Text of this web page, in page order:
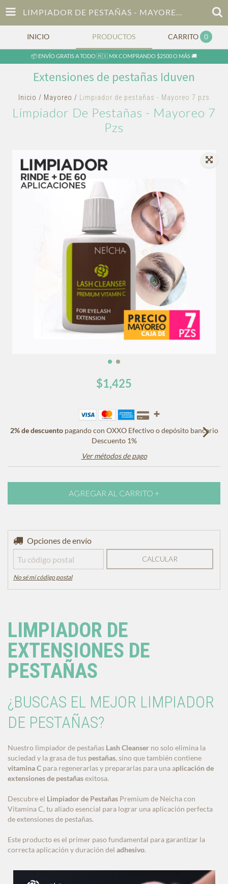
LIMPIADOR DE PESTAÑAS - MAYOREO 7 PZS
INICIO PRODUCTOS CARRITO 0
📦 ENVÍO GRATIS A TODO 🇲🇽 MX COMPRANDO $2500 O MÁS 🚚
Extensiones de pestañas Iduven
Inicio / Mayoreo / Limpiador de pestañas - Mayoreo 7 pzs
Limpiador De Pestañas - Mayoreo 7
Pzs
$1,425
2% de descuentopagando con OXXO Efectivo o depósito bancario
Descuento 1%
Ver métodos de pago
Entregas para el CP:
Opciones de envío
CALCULAR
No sé mi código postal
LIMPIADOR DE
EXTENSIONES DE
PESTAÑAS
¿BUSCAS EL MEJOR LIMPIADOR
DE PESTAÑAS?
Nuestro limpiador de pestañas Lash Cleanser no solo elimina la
suciedad y la grasa de tus pestañas, sino que también contiene
vitamina C para regenerarlas y prepararlas para una aplicación de
extensiones de pestañasexitosa.
Descubre el Limpiador de Pestañas Premium de Neicha con
Vitamina C, tu aliado esencial para lograr una aplicación perfecta
de extensiones de pestañas.
Este producto es el primer paso fundamental para garantizar la
correcta aplicación y duración del adhesivo.